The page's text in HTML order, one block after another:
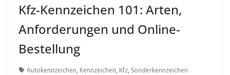
Kfz-Kennzeichen 101: Arten,
Anforderungen und Online-
Bestellung
Autokennzeichen, Kennzeichen, Kfz, Sonderkennzeichen